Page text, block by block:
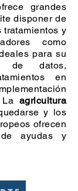
grandes
disponer de
tratamientos y
como
para su
de datos,
en
agricultura
y los
ofrecen
ayudas y